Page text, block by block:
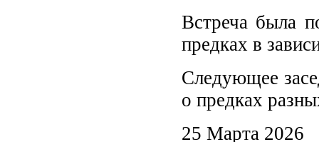
Встреча была
предках в
Следующее
о предках
25 Марта 2026